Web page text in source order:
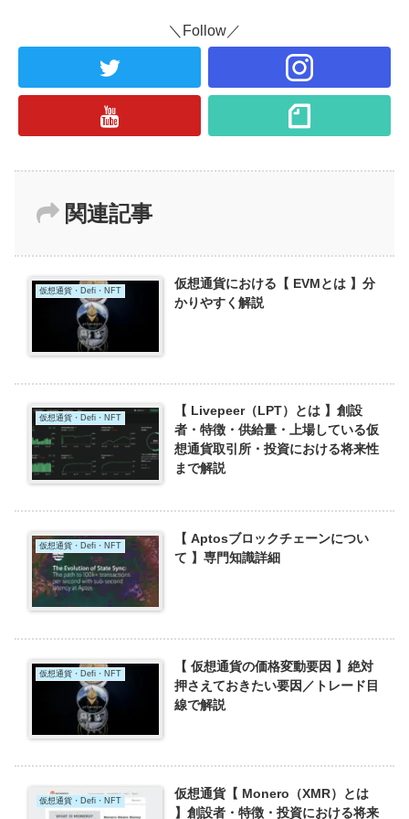
＼Follow／
関連記事
仮想通貨・Defi・NFT
仮想通貨における【 EVMとは 】分
かりやすく解説
仮想通貨・Defi・NFT
【 Livepeer（LPT）とは 】創設
者・特徴・供給量・上場している仮
想通貨取引所・投資における将来性
まで解説
仮想通貨・Defi・NFT
【 Aptosブロックチェーンについ
て 】専門知識詳細
仮想通貨・Defi・NFT
【 仮想通貨の価格変動要因 】絶対
押さえておきたい要因／トレード目
線で解説
仮想通貨・Defi・NFT
仮想通貨【 Monero（XMR）とは
】創設者・特徴・投資における将来